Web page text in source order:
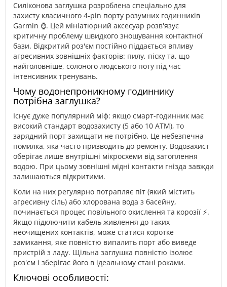
Силіконова заглушка розроблена спеціально для
захисту класичного 4-pin порту розумних годинників
Garmin ⌚. Цей мініатюрний аксесуар розв'язує
критичну проблему швидкого зношування контактної
бази. Відкритий роз'єм постійно піддається впливу
агресивних зовнішніх факторів: пилу, піску та, що
найголовніше, солоного людського поту під час
інтенсивних тренувань.
Чому водонепроникному годиннику
потрібна заглушка?
Існує дуже популярний міф: якщо смарт-годинник має
високий стандарт водозахисту (5 або 10 ATM), то
зарядний порт захищати не потрібно. Це небезпечна
помилка, яка часто призводить до ремонту. Водозахист
оберігає лише внутрішні мікросхеми від затоплення
водою. При цьому зовнішні мідні контакти гнізда завжди
залишаються відкритими.
Коли на них регулярно потрапляє піт (який містить
агресивну сіль) або хлорована вода з басейну,
починається процес повільного окислення та корозії ⚡.
Якщо підключити кабель живлення до таких
неочищених контактів, може статися коротке
замикання, яке повністю випалить порт або виведе
пристрій з ладу. Щільна заглушка повністю ізолює
роз'єм і зберігає його в ідеальному стані роками.
Ключові особливості: